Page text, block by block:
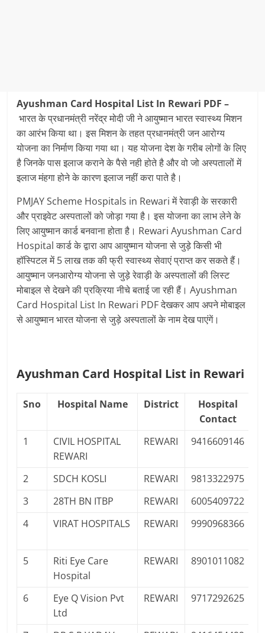
Ayushman Card Hospital List In Rewari PDF –
भारत के प्रधानमंत्री नरेंद्र मोदी जी ने आयुष्‍मान भारत स्‍वास्‍थ्‍य मिशन
का आरंभ किया था। इस मिशन के तहत प्रधानमंत्री जन आरोग्‍य
योजना का निर्माण किया गया था। यह योजना देश के गरीब लोगों के लिए
है जिनके पास इलाज कराने के पैसे नही होते है और वो जो अस्‍पतालों में
इलाज मंहगा होने के कारण इलाज नहीं करा पाते है।
PMJAY Scheme Hospitals in Rewari में रेवाड़ी के सरकारी
और प्राइवेट अस्‍पतालों को जोड़ा गया है। इस योजना का लाभ लेने के
लिए आयुष्‍मान कार्ड बनवाना होता है। Rewari Ayushman Card
Hospital कार्ड के द्वारा आप आयुष्‍मान योजना से जुड़े किसी भी
हॉस्पिटल में 5 लाख तक की फ्री स्‍वास्‍थ्‍य सेवाएं प्राप्‍त कर सकते हैं।
आयुष्‍मान जनआरोग्‍य योजना से जुड़े रेवाड़ी के अस्‍पतालों की लिस्‍ट
मोबाइल से देखने की प्रक्रिया नीचे बताई जा रही हैं। Ayushman
Card Hospital List In Rewari PDF देखकर आप अपने मोबाइल
से आयुष्‍मान भारत योजना से जुड़े अस्‍पतालों के नाम देख पाएंगें।
Ayushman Card Hospital List in Rewari
Sno Hospital Name District
Hospital
Contact
1
CIVIL HOSPITAL
REWARI
REWARI 9416609146
2 SDCH KOSLI REWARI 9813322975
3
28TH BN ITBP REWARI
6005409722
4
VIRAT HOSPITALS REWARI 9990968366
5
Riti Eye Care
Hospital
REWARI 8901011082
6
Eye Q Vision Pvt
Ltd
REWARI 9717292625